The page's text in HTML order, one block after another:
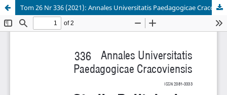
Tom 26 Nr 336 (2021): Annales Universitatis Paedagogicae Cracoviensis. Studia Politologica